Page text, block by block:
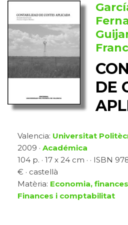
DE
Valencia: Universitat
2009 · Académica
104 p. · 17 x 24 cm · · ISBN
€ · castellà
Matèria: Economia,
Finances i comptabilitat